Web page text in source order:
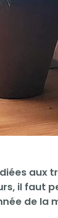
aux
il faut
de la